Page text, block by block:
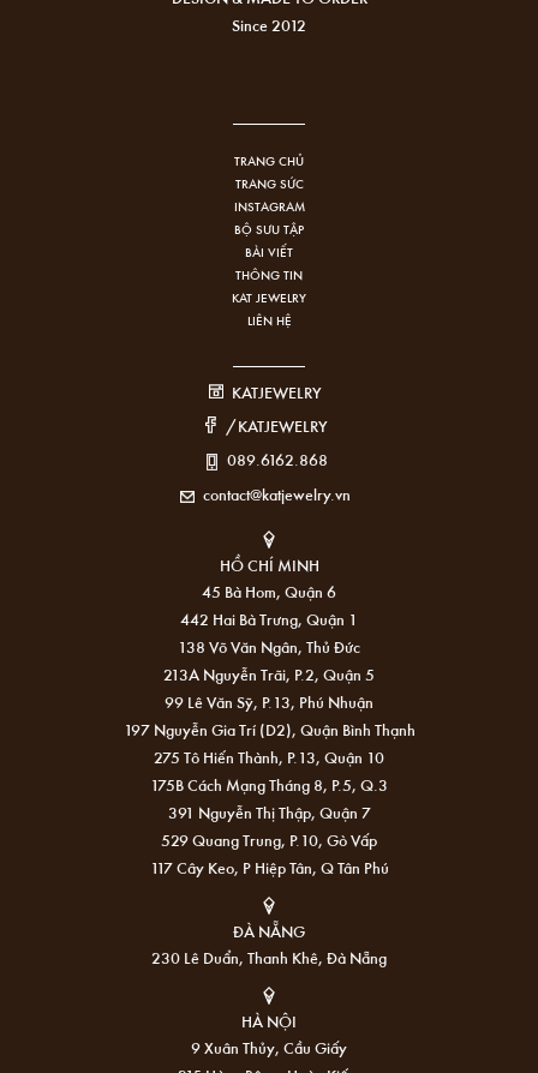
Since 2012
TRANG CHỦ
TRANG SỨC
INSTAGRAM
BỘ SƯU TẬP
BÀI VIẾT
THÔNG TIN
KAT JEWELRY
LIÊN HỆ
KATJEWELRY
/KATJEWELRY
089.6162.868
contact@katjewelry.vn
HỒ CHÍ MINH
45 Bà Hom, Quận 6
442 Hai Bà Trưng, Quận 1
138 Võ Văn Ngân, Thủ Đức
213A Nguyễn Trãi, P.2, Quận 5
99 Lê Văn Sỹ, P.13, Phú Nhuận
197 Nguyễn Gia Trí (D2), Quận Bình Thạnh
275 Tô Hiến Thành, P.13, Quận 10
175B Cách Mạng Tháng 8, P.5, Q.3
391 Nguyễn Thị Thập, Quận 7
529 Quang Trung, P.10, Gò Vấp
117 Cây Keo, P Hiệp Tân, Q Tân Phú
ĐÀ NẴNG
230 Lê Duẩn, Thanh Khê, Đà Nẵng
HÀ NỘI
9 Xuân Thủy, Cầu Giấy